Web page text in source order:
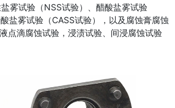
试验（NSS试验）、醋酸盐雾试验
酸盐雾试验（CASS试验），以及腐蚀膏腐蚀
点滴腐蚀试验，浸渍试验、间浸腐蚀试验